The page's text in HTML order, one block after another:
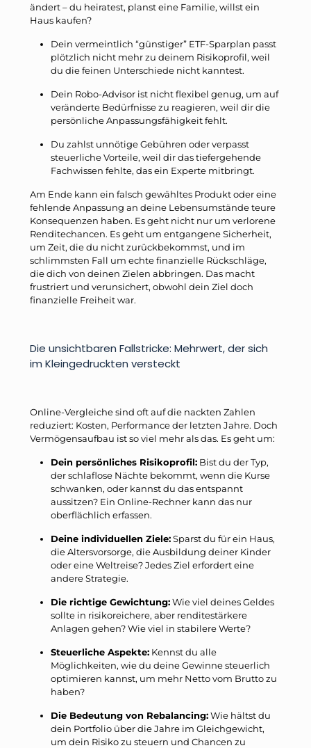
ändert – du heiratest, planst eine Familie, willst ein
Haus kaufen?
Dein vermeintlich “günstiger” ETF-Sparplan passt
plötzlich nicht mehr zu deinem Risikoprofil, weil
du die feinen Unterschiede nicht kanntest.
Dein Robo-Advisor ist nicht flexibel genug, um auf
veränderte Bedürfnisse zu reagieren, weil dir die
persönliche Anpassungsfähigkeit fehlt.
Du zahlst unnötige Gebühren oder verpasst
steuerliche Vorteile, weil dir das tiefergehende
Fachwissen fehlte, das ein Experte mitbringt.
Am Ende kann ein falsch gewähltes Produkt oder eine
fehlende Anpassung an deine Lebensumstände teure
Konsequenzen haben. Es geht nicht nur um verlorene
Renditechancen. Es geht um entgangene Sicherheit,
um Zeit, die du nicht zurückbekommst, und im
schlimmsten Fall um echte finanzielle Rückschläge,
die dich von deinen Zielen abbringen. Das macht
frustriert und verunsichert, obwohl dein Ziel doch
finanzielle Freiheit war.
Die unsichtbaren Fallstricke: Mehrwert, der sich
im Kleingedruckten versteckt
Online-Vergleiche sind oft auf die nackten Zahlen
reduziert: Kosten, Performance der letzten Jahre. Doch
Vermögensaufbau ist so viel mehr als das. Es geht um:
Dein persönliches Risikoprofil: Bist du der Typ,
der schlaflose Nächte bekommt, wenn die Kurse
schwanken, oder kannst du das entspannt
aussitzen? Ein Online-Rechner kann das nur
oberflächlich erfassen.
Deine individuellen Ziele:Sparst du für ein Haus,
die Altersvorsorge, die Ausbildung deiner Kinder
oder eine Weltreise? Jedes Ziel erfordert eine
andere Strategie.
Die richtige Gewichtung:Wie viel deines Geldes
sollte in risikoreichere, aber renditestärkere
Anlagen gehen? Wie viel in stabilere Werte?
Steuerliche Aspekte: Kennst du alle
Möglichkeiten, wie du deine Gewinne steuerlich
optimieren kannst, um mehr Netto vom Brutto zu
haben?
Die Bedeutung von Rebalancing:Wie hältst du
dein Portfolio über die Jahre im Gleichgewicht,
um dein Risiko zu steuern und Chancen zu